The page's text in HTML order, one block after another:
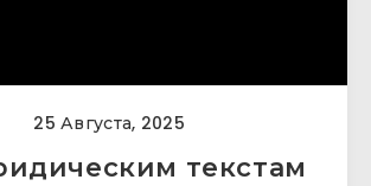
25 Августа, 2025
текстам